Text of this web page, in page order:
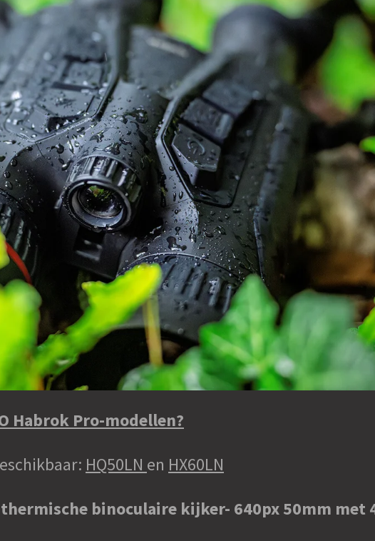
Habrok Pro-modellen?
HQ50LN en HX60LN
binoculaire kijker- 640px 50mm met